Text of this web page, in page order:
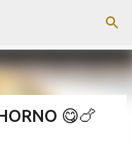
😋🍗